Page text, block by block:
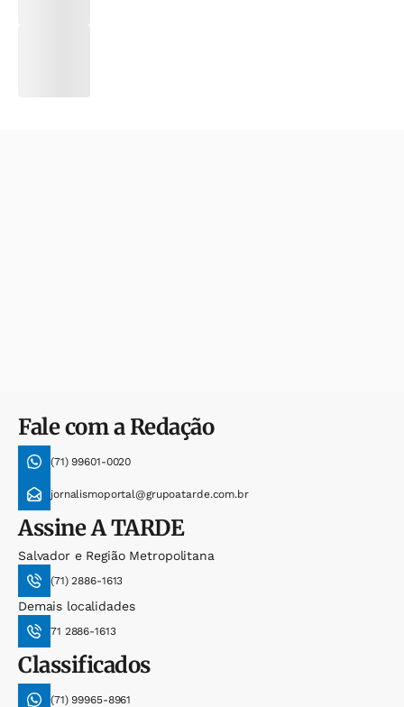
Fale com a Redação
(71) 99601-0020
jornalismoportal@grupoatarde.com.br
AssineA TARDE
Salvador e Região Metropolitana
(71) 2886-1613
Demais localidades
71 2886-1613
Classificados
(71) 99965-8961